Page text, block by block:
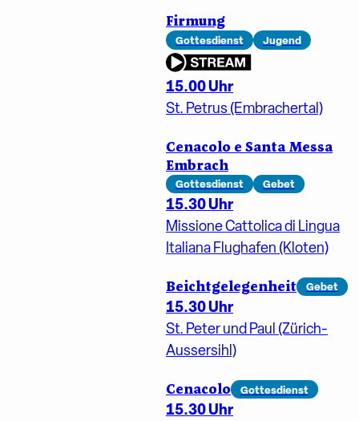
Firmung
Gottesdienst Jugend
15.00 Uhr
St. Petrus (Embrachertal)
Cenacolo e Santa Messa
Embrach
Gottesdienst Gebet
15.30 Uhr
Missione Cattolica di Lingua
Italiana Flughafen (Kloten)
Beichtgelegenheit Gebet
15.30 Uhr
St. Peter und Paul (Zürich-
Aussersihl)
Cenacolo Gottesdienst
15.30 Uhr